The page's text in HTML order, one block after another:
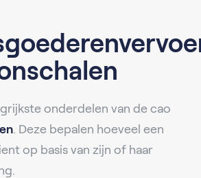
onderdelen van de cao
. Deze bepalen hoeveel een
op basis van zijn of haar